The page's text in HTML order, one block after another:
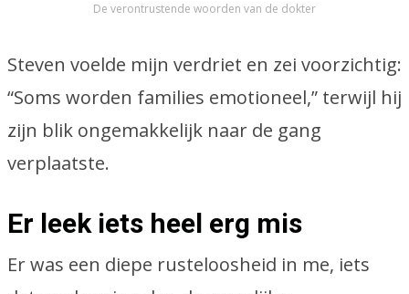
De verontrustende woorden van de dokter
Steven voelde mijn verdriet en zei voorzichtig:
“Soms worden families emotioneel,” terwijl hij
zijn blik ongemakkelijk naar de gang
verplaatste.
Er leek iets heel erg mis
Er was een diepe rusteloosheid in me, iets